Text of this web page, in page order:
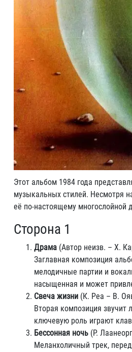
Этот альбом 1984 года
музыкальных стилей. Несмотря
её по-настоящему многослойной
Сторона 1
Драма (Автор неизв. – Х.
Заглавная композиция
мелодичные партии и
насыщенная и может
Свеча жизни (К. Реа – В.
Вторая композиция
ключевую роль играют
Бессонная ночь (Р.
Меланхоличный трек,